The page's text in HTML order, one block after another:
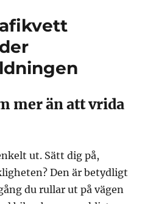
mer än att vrida
ut. Sätt dig på,
Den är betydligt
du rullar ut på vägen